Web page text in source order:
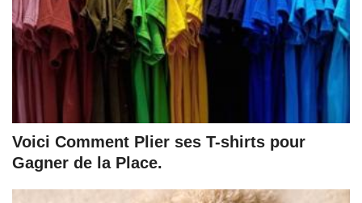
Voici Comment Plier ses T-shirts pour
Gagner de la Place.